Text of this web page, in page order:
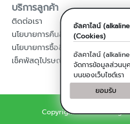
บริการลูกค้า
ติดต่อเรา
นโยบายการคืนสินค้า
นโยบายการซื้อสินค้า
เช็คพัสดุไปรษณีย์
Copyright © 2018 All
อัลคาไลน์
(Cookies)
อัลคาไลน์
จัดการข้อมูลส่วนบุ
บนของเว็บไซต์เรา
ยอมรับ